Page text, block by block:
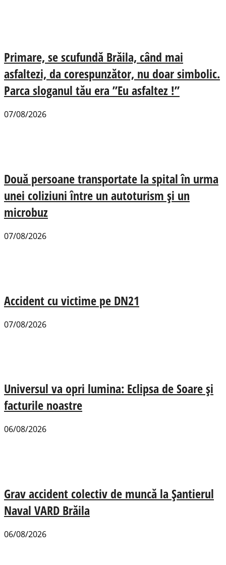
Primare, se scufundă Brăila, când mai
asfaltezi, da corespunzător, nu doar simbolic.
Parca sloganul tău era ”Eu asfaltez !”
07/08/2026
Două persoane transportate la spital în urma
unei coliziuni între un autoturism și un
microbuz
07/08/2026
Accident cu victime pe DN21
07/08/2026
Universul va opri lumina: Eclipsa de Soare și
facturile noastre
06/08/2026
Grav accident colectiv de muncă la Șantierul
Naval VARD Brăila
06/08/2026